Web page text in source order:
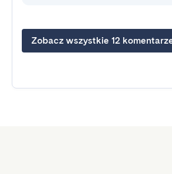
Zobacz wszystkie 12